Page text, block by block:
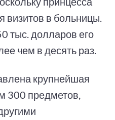
визитов в больницы.
тыс. долларов его
чем в десять раз.
крупнейшая
300 предметов,